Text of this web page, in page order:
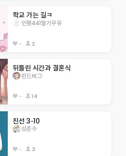
학교 가는 길ㅋ
인봉441딸기우유
-- 2
뒤틀린 시간과 결혼식
린드버그
-- 14
진선 3-10
성준수
-- 3